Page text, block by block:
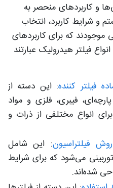
و کاربردهای منحصر به
و شرایط کاربرد، انتخاب
که برای کاربردهای
فیلتر هیدرولیک عبارتند
فیلتر کننده: این دسته از
فیبری، فلزی و مواد
انواع مختلفی از ذرات و
فیلتراسیون: این شامل
می‌شود که برای شرایط
شده‌اند.